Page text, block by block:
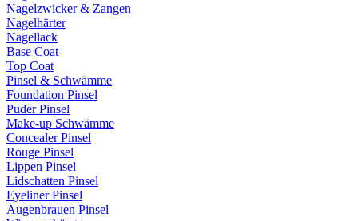
Nagelzwicker & Zangen
Nagelhärter
Nagellack
Base Coat
Top Coat
Pinsel & Schwämme
Foundation Pinsel
Puder Pinsel
Make-up Schwämme
Concealer Pinsel
Rouge Pinsel
Lippen Pinsel
Lidschatten Pinsel
Eyeliner Pinsel
Augenbrauen Pinsel